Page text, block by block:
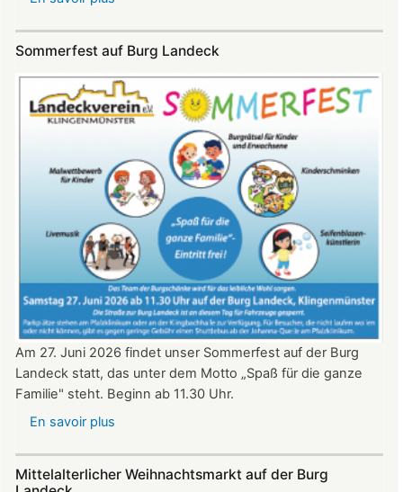
auf
Burg
Landeck
am
Juni
2026
ab
20:30
Uhr​​​​​​​​​​​​​​
Sommerfest auf Burg Landeck
Am 27. Juni 2026 findet unser Sommerfest auf der Burg
Landeck statt, das unter dem Motto „Spaß für die ganze
Familie" steht. Beginn ab 11.30 Uhr.
En savoir plus
Burg
Mittelalterlicher Weihnachtsmarkt auf der Burg